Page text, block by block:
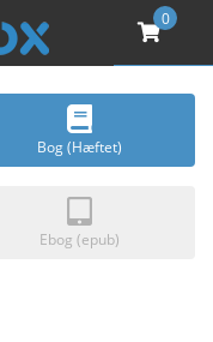
0
Bog (Hæftet)
Ebog (epub)